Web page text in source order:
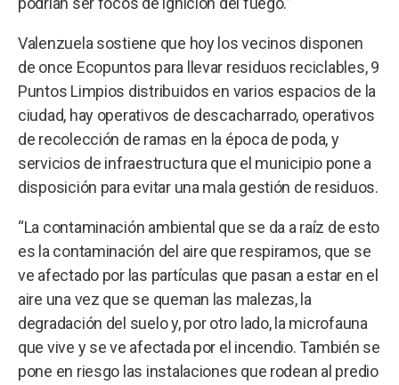
Valenzuela sostiene que hoy los vecinos disponen
de once Ecopuntos para llevar residuos reciclables, 9
Puntos Limpios distribuidos en varios espacios de la
ciudad, hay operativos de descacharrado, operativos
de recolección de ramas en la época de poda, y
servicios de infraestructura que el municipio pone a
disposición para evitar una mala gestión de residuos.
“La contaminación ambiental que se da a raíz de esto
es la contaminación del aire que respiramos, que se
ve afectado por las partículas que pasan a estar en el
aire una vez que se queman las malezas, la
degradación del suelo y, por otro lado, la microfauna
que vive y se ve afectada por el incendio. También se
pone en riesgo las instalaciones que rodean al predio